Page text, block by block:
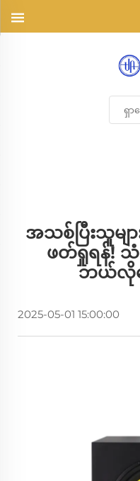
အသစ်ပြီးသူ
ဖတ်ရှုရန်!
ဘယ်လိုရွ
2025-05-01 15:00:00